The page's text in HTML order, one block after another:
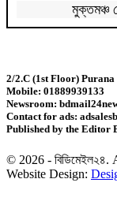
মুক্তমঞ্চ
শিবির
সবজির
নতুন
‘শরিফ
2/2.C (1st Floor)
Mobile: 01889939133
Newsroom:
Contact for ads:
Published by the Editor
© 2026 -
Website Design: